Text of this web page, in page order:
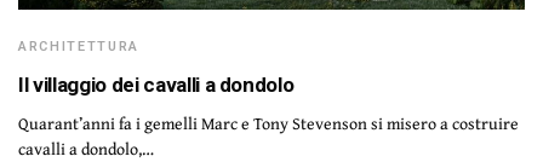
ARCHITETTURA
Il villaggio dei cavalli a dondolo
Quarant’anni fa i gemelli Marc e Tony Stevenson si misero a costruire
cavalli a dondolo,…